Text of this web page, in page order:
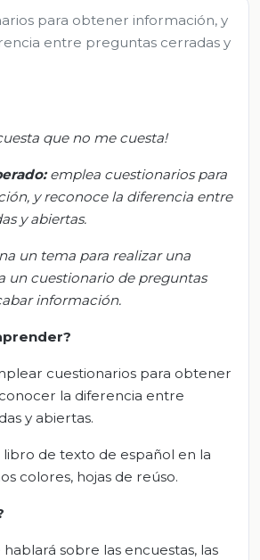
para obtener información, y
entre preguntas cerradas y
que no me cuesta!
emplea cuestionarios para
y reconoce la diferencia entre
y abiertas.
un tema para realizar una
un cuestionario de preguntas
información.
cuestionarios para obtener
la diferencia entre
y abiertas.
libro de texto de español en la
colores, hojas de reúso.
hablará sobre las encuestas, las